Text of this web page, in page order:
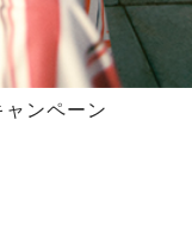
ンペーン